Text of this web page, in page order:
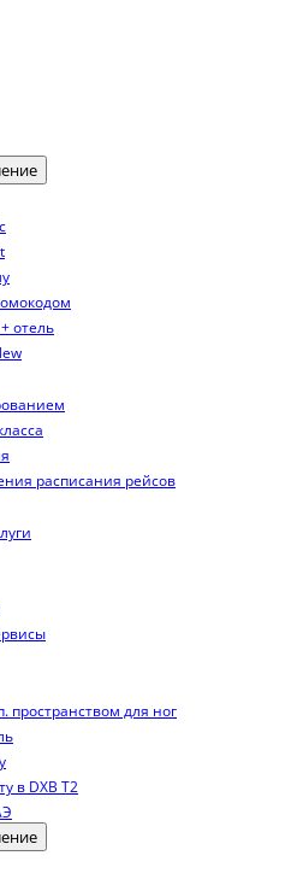
отель
расписания рейсов
пространством для ног
в DXB T2